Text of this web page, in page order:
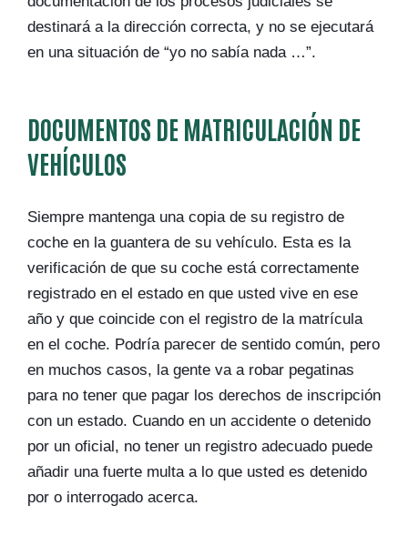
destinará a la dirección correcta, y no se ejecutará
en una situación de “yo no sabía nada …”.
DOCUMENTOS DE MATRICULACIÓN DE
VEHÍCULOS
Siempre mantenga una copia de su registro de
coche en la guantera de su vehículo. Esta es la
verificación de que su coche está correctamente
registrado en el estado en que usted vive en ese
año y que coincide con el registro de la matrícula
en el coche. Podría parecer de sentido común, pero
en muchos casos, la gente va a robar pegatinas
para no tener que pagar los derechos de inscripción
con un estado. Cuando en un accidente o detenido
por un oficial, no tener un registro adecuado puede
añadir una fuerte multa a lo que usted es detenido
por o interrogado acerca.